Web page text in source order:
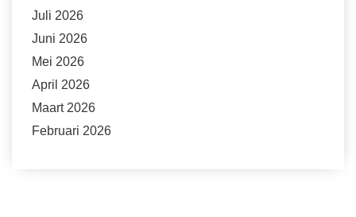
Juli 2026
Juni 2026
Mei 2026
April 2026
Maart 2026
Februari 2026